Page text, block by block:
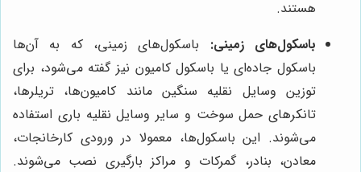
هستند.
باسکول‌های زمینی: باسکول‌های زمینی، که به آن‌ها
باسکول جاده‌ای یا باسکول کامیون نیز گفته می‌شود، برای
توزین وسایل نقلیه سنگین مانند کامیون‌ها، تریلرها،
تانکرهای حمل سوخت و سایر وسایل نقلیه باری استفاده
می‌شوند. این باسکول‌ها، معمولا در ورودی کارخانجات،
معادن، بنادر، گمرکات و مراکز بارگیری نصب می‌شوند.